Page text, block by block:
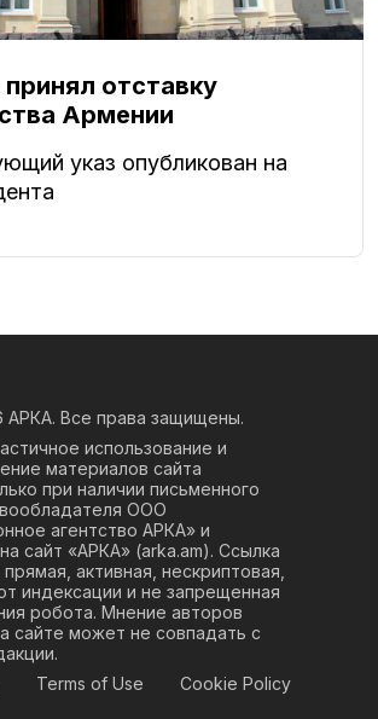
отставку
Армении
указ опубликован на
АРКА. Все права защищены.
использование и
материалов сайта
при наличии письменного
ООО
агентство АРКА» и
сайт «АРКА» (arka.am). Ссылка
активная, нескриптовая,
индексации и не запрещенная
робота. Мнение авторов
сайте может не совпадать с
Terms of Use Cookie Policy